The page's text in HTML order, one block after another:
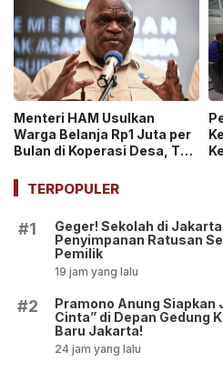
Menteri HAM Usulkan
Warga Belanja Rp1 Juta per
Bulan di Koperasi Desa, Tuai
TERPOPULER
#1
Geger! Sekolah di
Penyimpanan Ratusan
Pemilik
19 jam yang lalu
#2
Pramono Anung Siapkan
Cinta” di Depan Gedung
Baru Jakarta!
24 jam yang lalu